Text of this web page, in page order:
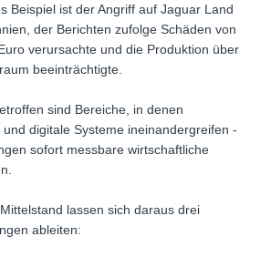
Beispiel ist der Angriff auf Jaguar Land
der Berichten zufolge Schäden von
verursachte und die Produktion über
beeinträchtigte.
sind Bereiche, in denen
digitale Systeme ineinandergreifen -
sofort messbare wirtschaftliche
lassen sich daraus drei
ableiten: